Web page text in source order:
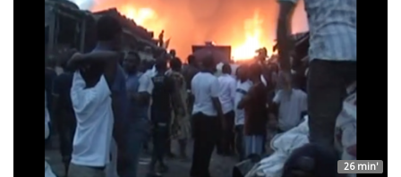
26 min'